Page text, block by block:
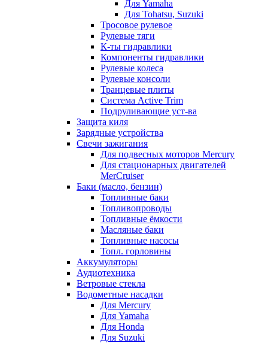
Для Yamaha
Для Tohatsu, Suzuki
Тросовое рулевое
Рулевые тяги
К-ты гидравлики
Компоненты гидравлики
Рулевые колеса
Рулевые консоли
Транцевые плиты
Система Active Trim
Подруливающие уст-ва
Защита киля
Зарядные устройства
Свечи зажигания
Для подвесных моторов Mercury
Для стационарных двигателей
MerCruiser
Баки (масло, бензин)
Топливные баки
Топливопроводы
Топливные ёмкости
Масляные баки
Топливные насосы
Топл. горловины
Аккумуляторы
Аудиотехника
Ветровые стекла
Водометные насадки
Для Mercury
Для Yamaha
Для Honda
Для Suzuki